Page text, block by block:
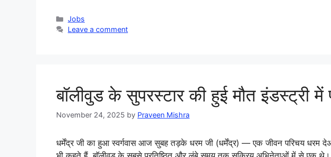
Categories
Jobs
Leave a comment
बॉलीवुड के सुपरस्टार की हुई मौत इंडस्ट्री में
November 24, 2025 by Praveen Mishra
धर्मेंद्र जी का हुआ स्वर्गवास आज सुबह तड़के धरम जी (धर्मेंद्र) — एक जीवन परिचय धरम